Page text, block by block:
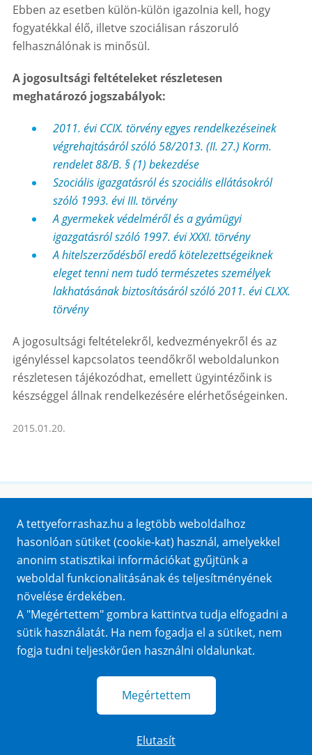
Ebben az esetben külön-külön igazolnia kell, hogy
fogyatékkal élő, illetve szociálisan rászoruló
felhasználónak is minősül.
A jogosultsági feltételeket részletesen
meghatározó jogszabályok:
2011. évi CCIX. törvény egyes rendelkezéseinek
végrehajtásáról szóló 58/2013. (II. 27.) Korm.
rendelet 88/B. § (1) bekezdése
Szociális igazgatásról és szociális ellátásokról
szóló 1993. évi III. törvény
A gyermekek védelméről és a gyámügyi
igazgatásról szóló 1997. évi XXXI. törvény
A hitelszerződésből eredő kötelezettségeiknek
eleget tenni nem tudó természetes személyek
lakhatásának biztosításáról szóló 2011. évi CLXX.
törvény
A jogosultsági feltételekről, kedvezményekről és az
igényléssel kapcsolatos teendőkről weboldalunkon
részletesen tájékozódhat, emellett ügyintézőink is
készséggel állnak rendelkezésére elérhetőségeinken.
2015.01.20.
Impresszum
Sütik
Adatvédelem
Közérdekű adatok
A tettyeforrashaz.hu a legtöbb weboldalhoz
hasonlóan sütiket (cookie-kat) használ, amelyekkel
anonim statisztikai információkat gyűjtünk a
weboldal funkcionalitásának és teljesítményének
növelése érdekében.
A "Megértettem" gombra kattintva tudja elfogadni a
sütik használatát. Ha nem fogadja el a sütiket, nem
fogja tudni teljeskörűen használni oldalunkat.
Megértettem
Elutasít